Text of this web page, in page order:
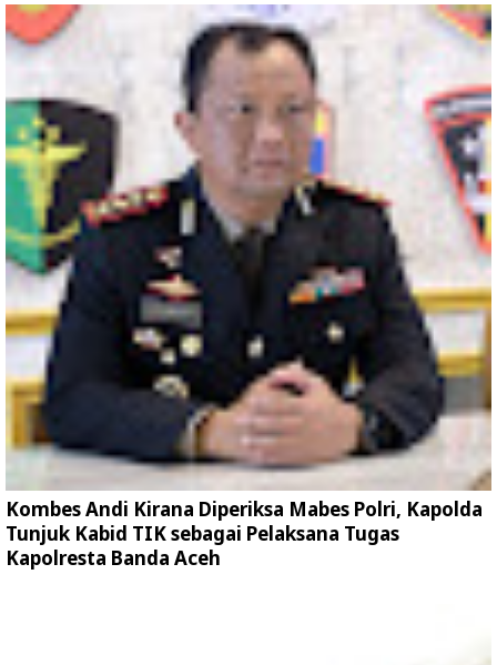
Kombes Andi Kirana Diperiksa Mabes Polri, Kapolda
Tunjuk Kabid TIK sebagai Pelaksana Tugas
Kapolresta Banda Aceh